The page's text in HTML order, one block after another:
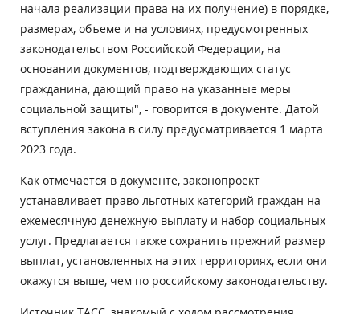
начала реализации права на их получение) в порядке,
размерах, объеме и на условиях, предусмотренных
законодательством Российской Федерации, на
основании документов, подтверждающих статус
гражданина, дающий право на указанные меры
социальной защиты", - говорится в документе. Датой
вступления закона в силу предусматривается 1 марта
2023 года.
Как отмечается в документе, законопроект
устанавливает право льготных категорий граждан на
ежемесячную денежную выплату и набор социальных
услуг. Предлагается также сохранить прежний размер
выплат, установленных на этих территориях, если они
окажутся выше, чем по российскому законодательству.